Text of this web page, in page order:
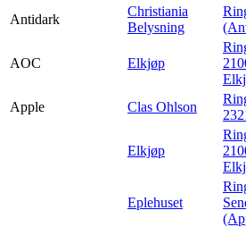
Antidark
Christiania
Belysning
AOC Elkjøp
Apple
Clas Ohlson
Elkjøp
Eplehuset